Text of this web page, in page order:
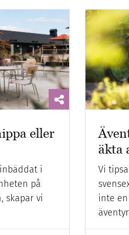
eller
i
på
skapar vi
äkta
Vi
inte